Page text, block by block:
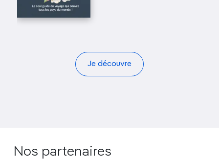
Je découvre
Nos partenaires